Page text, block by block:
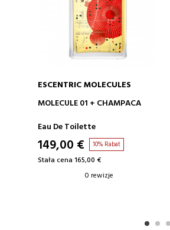
DODAJ DO KOSZYKA
ESCENTRIC MOLECULES
MOLECULE 01 + CHAMPACA
Eau De Toilette
149,00 € 10% Rabat
Stała cena 165,00 €
0 rewizje